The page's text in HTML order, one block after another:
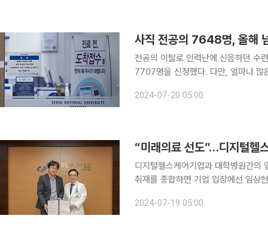
사직 전공의 7648명, 올해
전공의 이탈로 인력난에 신음하던
7707명을 신청했다. 다만, 얼마나 많은
출했다. 인턴 3068명 중 2950명이
2024-07-20 05:00
“미래의료 선도”…디지털헬
디지털헬스케어기업과 대학병원간의 업
취재를 종합하면 기업 입장에선 임상
2024-07-19 05:00